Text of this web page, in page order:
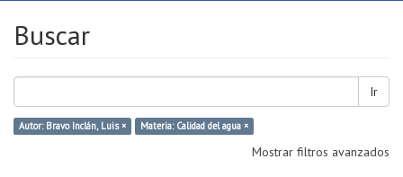
Buscar
Ir
Autor: Bravo Inclán, Luis × Materia: Calidad del agua ×
Mostrar filtros avanzados